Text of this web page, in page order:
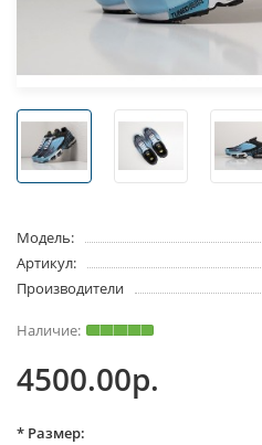
Модель:
Артикул:
Производители
4500.00р.
* Размер: